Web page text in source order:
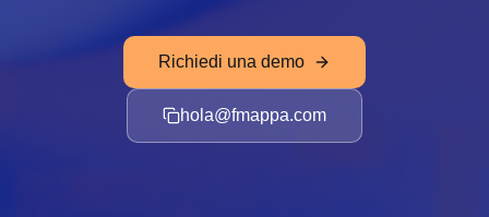
Richiedi una demo
hola@fmappa.com